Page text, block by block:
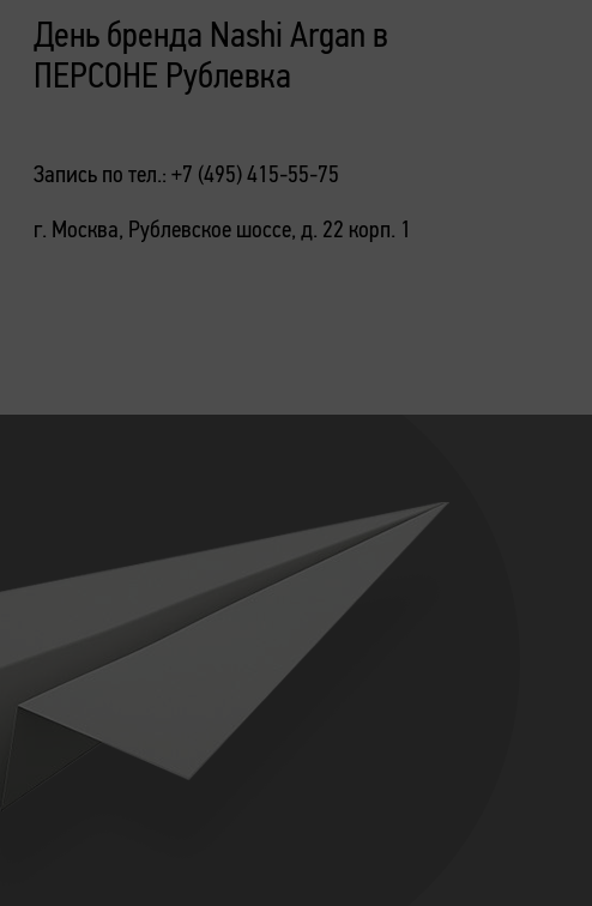
День бренда Nashi Argan в
ПЕРСОНЕ Рублевка
Запись по тел.: +7 (495) 415-55-75
г. Москва, Рублевское шоссе, д. 22 корп. 1